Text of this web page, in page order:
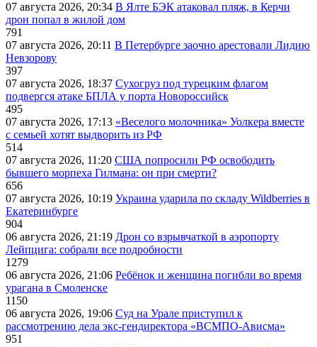
07 августа 2026, 20:34 В Ялте БЭК атаковал пляж, в Керчи
дрон попал в жилой дом
791
07 августа 2026, 20:11 В Петербурге заочно арестовали Лидию
Невзорову
397
07 августа 2026, 18:37 Сухогруз под турецким флагом
подвергся атаке БПЛА у порта Новороссийск
495
07 августа 2026, 17:13 «Веселого молочника» Уолкера вместе
с семьей хотят выдворить из РФ
514
07 августа 2026, 11:20 США попросили РФ освободить
бывшего морпеха Гилмана: он при смерти?
656
07 августа 2026, 10:19 Украина ударила по складу Wildberries в
Екатеринбурге
904
06 августа 2026, 21:19 Дрон со взрывчаткой в аэропорту
Лейпцига: собрали все подробности
1279
06 августа 2026, 21:06 Ребёнок и женщина погибли во время
урагана в Смоленске
1150
06 августа 2026, 19:06 Суд на Урале приступил к
рассмотрению дела экс-гендиректора «ВСМПО-Ависма»
951